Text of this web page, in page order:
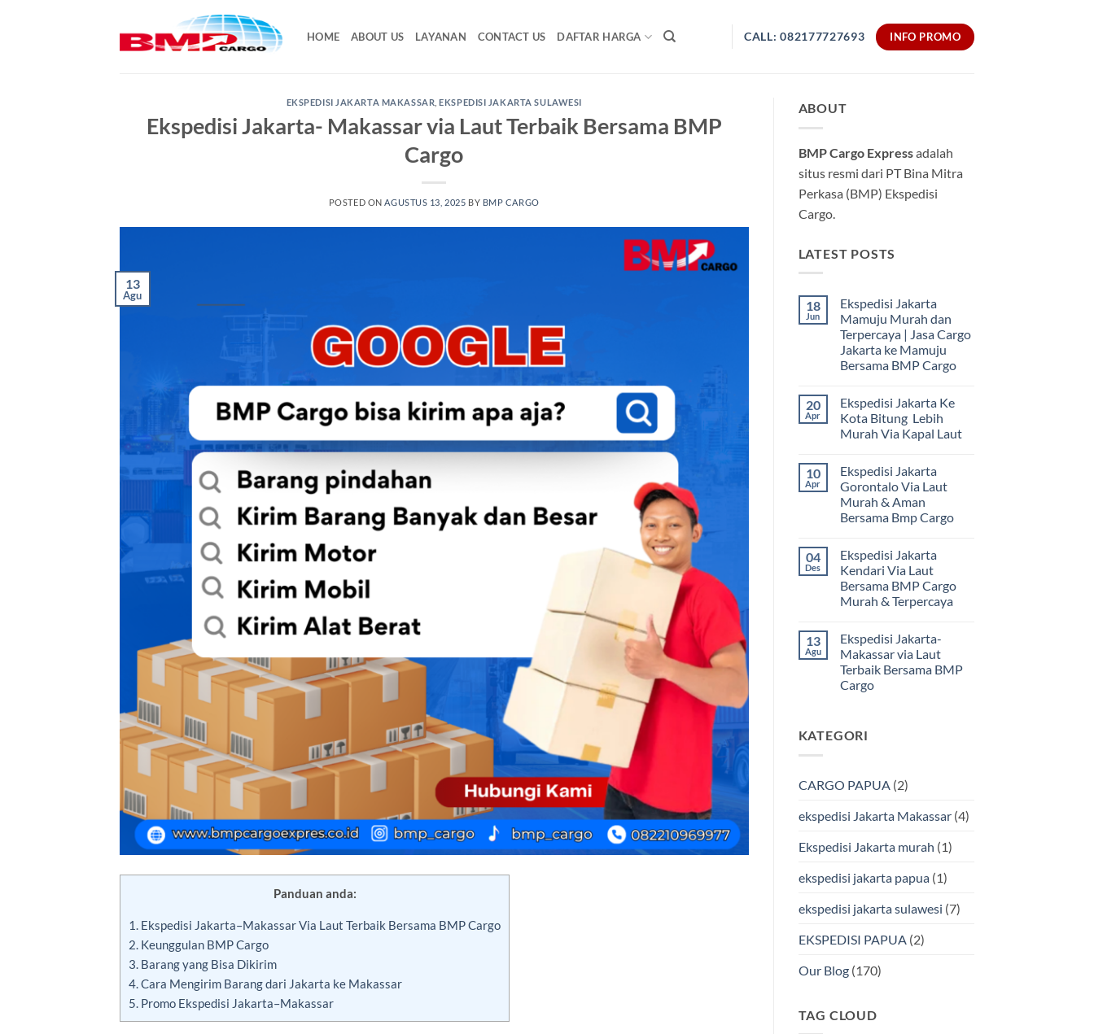
HOME ABOUT US LAYANAN CONTACT US DAFTAR HARGA CALL: 082177727693 INFO PROMO
EKSPEDISI JAKARTA MAKASSAR ,EKSPEDISI JAKARTA SULAWESI
Ekspedisi Jakarta- Makassar via Laut Terbaik Bersama BMP
Cargo
POSTED ON AGUSTUS 13, 2025 BY BMP CARGO
13
Agu
Panduan anda:
1. Ekspedisi Jakarta–Makassar Via Laut Terbaik Bersama BMP Cargo
2. Keunggulan BMP Cargo
3. Barang yang Bisa Dikirim
4.Cara Mengirim Barang dari Jakarta ke Makassar
5. Promo Ekspedisi Jakarta–Makassar
ABOUT
BMP Cargo Expressadalah
situs resmi dari PT Bina Mitra
Perkasa (BMP) Ekspedisi
Cargo.
LATEST POSTS
18
Jun
Ekspedisi Jakarta
Mamuju Murah dan
Terpercaya | Jasa Cargo
Jakarta ke Mamuju
Bersama BMP Cargo
komentar
pada
Ekspedisi
Jakarta
dan
Terpercaya
|
Jasa
Cargo
Jakarta
Bersama
BMP
Cargo
20
Apr
Ekspedisi Jakarta Ke
Kota Bitung Lebih
Murah Via Kapal Laut
komentar
pada
Ekspedisi
Jakarta
Ke
Kota
Murah
Via
Kapal
Laut
10
Apr
Ekspedisi Jakarta
Gorontalo Via Laut
Murah & Aman
Bersama Bmp Cargo
komentar
pada
Ekspedisi
Jakarta
Gorontalo
Via
&
Aman
Bersama
Bmp
Cargo
04
Des
Ekspedisi Jakarta
Kendari Via Laut
Bersama BMP Cargo
Murah & Terpercaya
komentar
pada
Ekspedisi
Jakarta
Kendari
Via
Cargo
13
Agu
Ekspedisi Jakarta-
Makassar via Laut
Terbaik Bersama BMP
Cargo
pada
Ekspedisi
Laut
BMP
KATEGORI
CARGO PAPUA (2)
ekspedisi Jakarta Makassar(4)
Ekspedisi Jakarta murah (1)
ekspedisi jakarta papua(1)
ekspedisi jakarta sulawesi (7)
EKSPEDISI PAPUA (2)
Our Blog(170)
TAG CLOUD